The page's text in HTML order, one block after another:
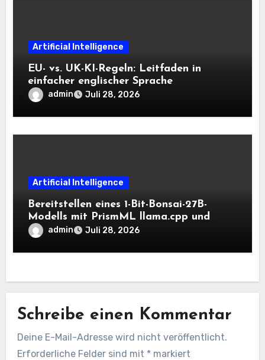
Artificial Intelligence
EU- vs. UK-KI-Regeln: Leitfaden in
einfacher englischer Sprache
admin Juli 28, 2026
Artificial Intelligence
Bereitstellen eines 1-Bit-Bonsai-27B-
Modells mit PrismML llama.cpp und
OpenAI-kompatiblen lokalen Inferenz-
Workflows
admin Juli 28, 2026
Schreibe einen Kommentar
Deine E-Mail-Adresse wird nicht veröffentlicht.
Erforderliche Felder sind mit * markiert